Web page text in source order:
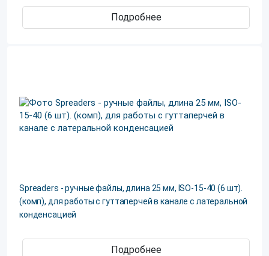
Подробнее
Spreaders - ручные файлы, длина 25 мм, ISO-15-40 (6 шт).
(комп), для работы с гуттаперчей в канале с латеральной
конденсацией
Подробнее